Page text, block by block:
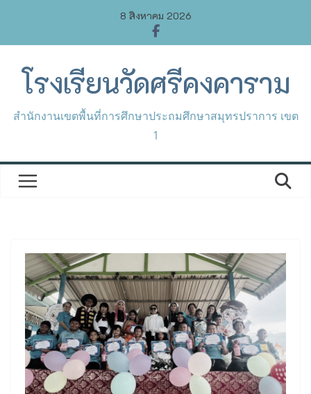
content
8 สิงหาคม 2026
โรงเรียนวัดศรีคงคาราม
สำนักงานเขตพื้นที่การศึกษาประถมศึกษาสมุทรปราการ เขต
1